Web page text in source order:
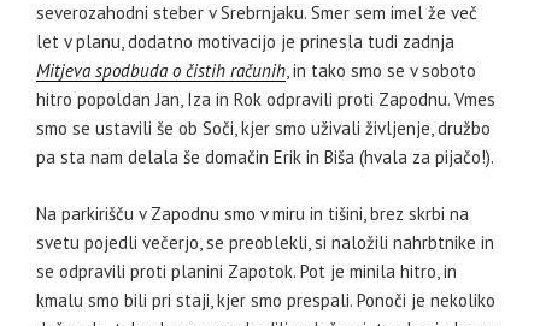
severozahodni steber v Srebrnjaku. Smer sem imel že več
let v planu, dodatno motivacijo je prinesla tudi zadnja
Mitjeva spodbuda o čistih računih, in tako smo se v soboto
hitro popoldan Jan, Iza in Rok odpravili proti Zapodnu. Vmes
smo se ustavili še ob Soči, kjer smo uživali življenje, družbo
pa sta nam delala še domačin Erik in Biša (hvala za pijačo!).
Na parkirišču v Zapodnu smo v miru in tišini, brez skrbi na
svetu pojedli večerjo, se preoblekli, si naložili nahrbtnike in
se odpravili proti planini Zapotok. Pot je minila hitro, in
kmalu smo bili pri staji, kjer smo prespali. Ponoči je nekoliko